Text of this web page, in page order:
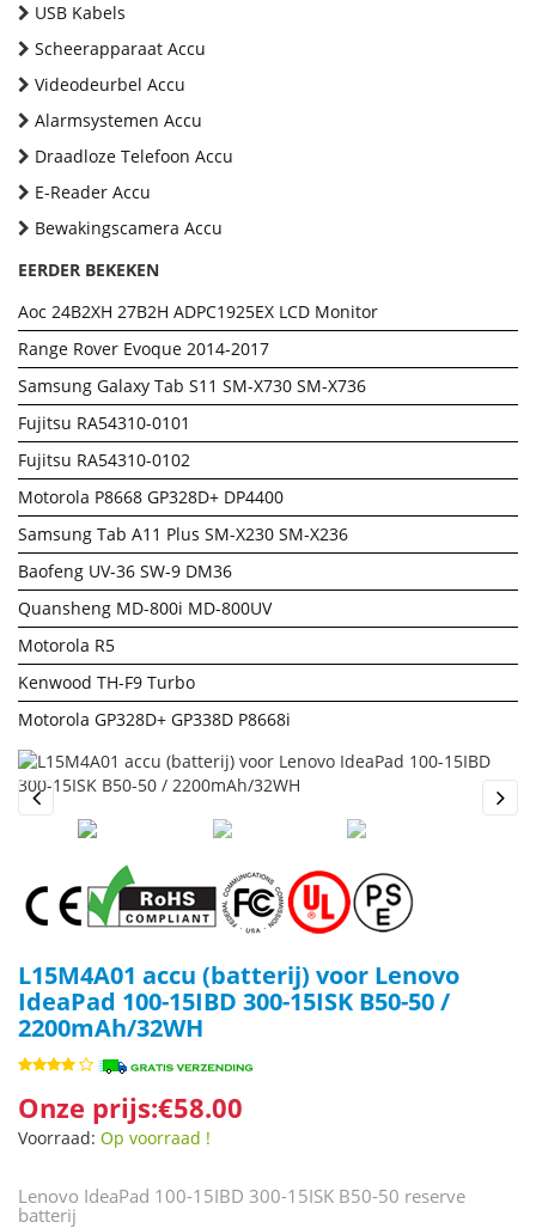
USB Kabels
Scheerapparaat Accu
Videodeurbel Accu
Alarmsystemen Accu
Draadloze Telefoon Accu
E-Reader Accu
Bewakingscamera Accu
EERDER BEKEKEN
Aoc 24B2XH 27B2H ADPC1925EX LCD Monitor
Range Rover Evoque 2014-2017
Samsung Galaxy Tab S11 SM-X730 SM-X736
Fujitsu RA54310-0101
Fujitsu RA54310-0102
Motorola P8668 GP328D+ DP4400
Samsung Tab A11 Plus SM-X230 SM-X236
Baofeng UV-36 SW-9 DM36
Quansheng MD-800i MD-800UV
Motorola R5
Kenwood TH-F9 Turbo
Motorola GP328D+ GP338D P8668i
Previous
L15M4A01 accu (batterij) voor Lenovo
IdeaPad 100-15IBD 300-15ISK B50-50 /
2200mAh/32WH
Onze prijs:€58.00
Voorraad: Op voorraad !
Lenovo IdeaPad 100-15IBD 300-15ISK B50-50 reserve
batterij